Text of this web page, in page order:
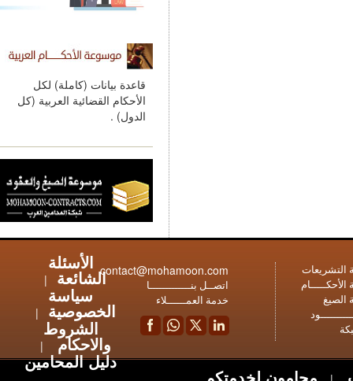
قاعدة بيانات (كاملة) لكل
الأحكام القضائية العربية (كل
الدول) .
contact@mohamoon.com
اتصــل بنـــــــــــــا
خدمة العمــــــلاء
الأسئلة
الشائعة |
سياسة
الخصوصية |
الشروط
والاحكام |
دليل المحامين